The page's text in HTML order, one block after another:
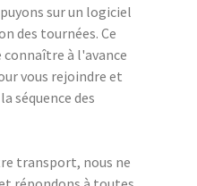
sur un logiciel
des tournées. Ce
à l'avance
vous rejoindre et
séquence des
transport, nous ne